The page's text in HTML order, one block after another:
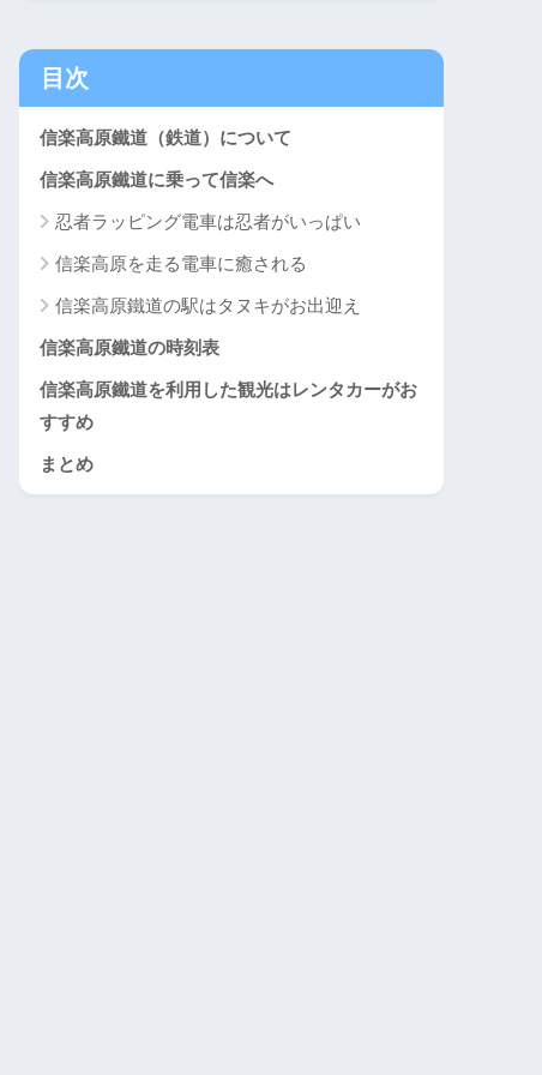
目次
信楽高原鐵道（鉄道）について
信楽高原鐵道に乗って信楽へ
忍者ラッピング電車は忍者がいっぱい
信楽高原を走る電車に癒される
信楽高原鐵道の駅はタヌキがお出迎え
信楽高原鐵道の時刻表
信楽高原鐵道を利用した観光はレンタカーがお
すすめ
まとめ